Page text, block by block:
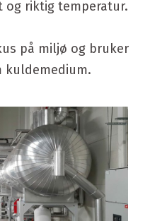
riktig temperatur.
på miljø og bruker
kuldemedium.